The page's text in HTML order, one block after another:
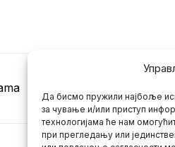
Да бисмо пружили најбоље
за чување и/или приступ
технологијама ће нам
при прегледању или